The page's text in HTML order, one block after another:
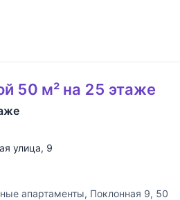
50 м² на 25 этаже
улица, 9
апартаменты, Поклонная 9, 50